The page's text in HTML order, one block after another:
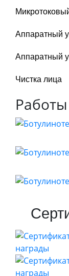
Аппаратный
Аппаратный
Чистка лица